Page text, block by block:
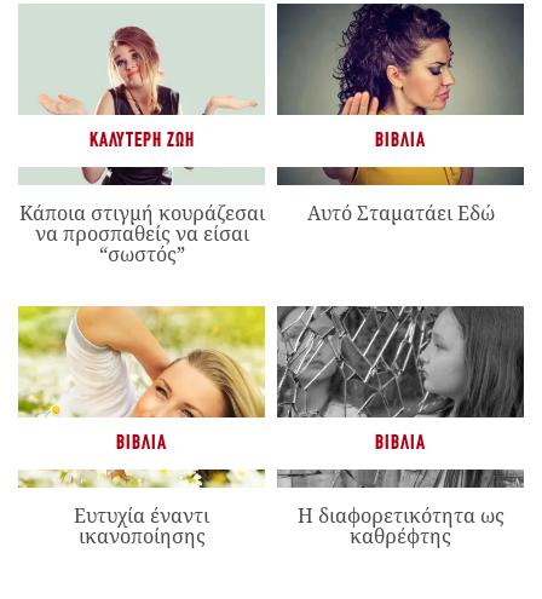
ΚΑΛΎΤΕΡΗ ΖΩΉ
Κάποια στιγμή κουράζεσαι
να προσπαθείς να είσαι
“σωστός”
ΒΙΒΛΊΑ
Αυτό Σταματάει Εδώ
ΒΙΒΛΊΑ
Ευτυχία έναντι
ικανοποίησης
ΒΙΒΛΊΑ
Η διαφορετικότητα ως
καθρέφτης